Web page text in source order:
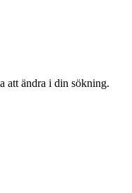
att ändra i din sökning.